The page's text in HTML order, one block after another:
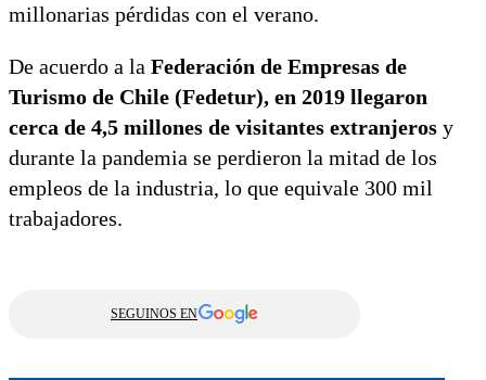
millonarias pérdidas con el verano.
De acuerdo a la Federación de Empresas de
Turismo de Chile (Fedetur), en 2019 llegaron
cerca de 4,5 millones de visitantes extranjeros y
durante la pandemia se perdieron la mitad de los
empleos de la industria, lo que equivale 300 mil
trabajadores.
SEGUINOS EN